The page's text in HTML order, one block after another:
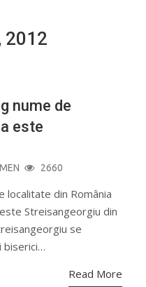
2012
nume de
este
2660
localitate din România
Streisangeorgiu din
se
biserici…
Read More